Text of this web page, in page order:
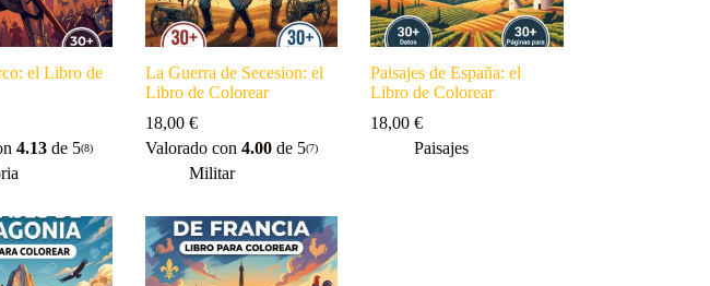
el Libro de
4.13 de 5(8)
La Guerra de Secesion: el
Libro de Colorear
18,00€
Valorado con4.00 de 5(7)
Militar
Paisajes de España: el
Libro de Colorear
18,00€
Paisajes